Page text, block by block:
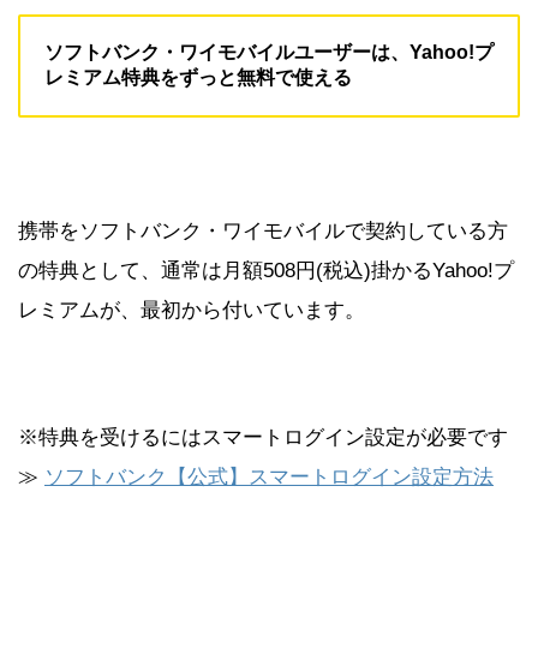
ソフトバンク・ワイモバイルユーザーは、Yahoo!プ
レミアム特典をずっと無料で使える
携帯をソフトバンク・ワイモバイルで契約している方
の特典として、通常は月額508円(税込)掛かるYahoo!プ
レミアムが、最初から付いています。
※特典を受けるにはスマートログイン設定が必要です
≫ ソフトバンク【公式】スマートログイン設定方法